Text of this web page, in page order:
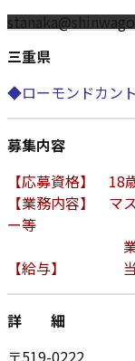
三重県
◆ローモンドカン
募集内容
【応募資格】 18
【業務内容】 マ
ー等
業務終了後
【給与】 当
詳 細